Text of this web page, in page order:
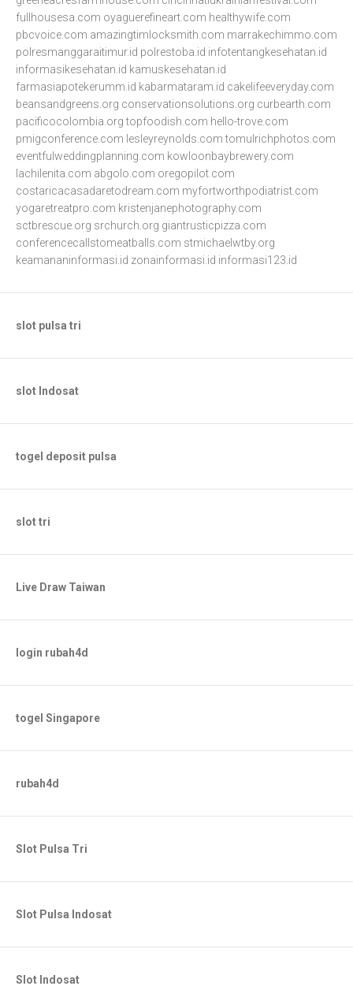
fullhousesa.com oyaguerefineart.com healthywife.com
pbcvoice.com amazingtimlocksmith.com marrakechimmo.com
polresmanggaraitimur.id polrestoba.id infotentangkesehatan.id
informasikesehatan.id kamuskesehatan.id
farmasiapotekerumm.id kabarmataram.id cakelifeeveryday.com
beansandgreens.org conservationsolutions.org curbearth.com
pacificocolombia.org topfoodish.com hello-trove.com
pmigconference.com lesleyreynolds.com tomulrichphotos.com
eventfulweddingplanning.com kowloonbaybrewery.com
lachilenita.com abgolo.com oregopilot.com
costaricacasadaretodream.com myfortworthpodiatrist.com
yogaretreatpro.com kristenjanephotography.com
sctbrescue.org srchurch.org giantrusticpizza.com
conferencecallstomeatballs.com stmichaelwtby.org
keamananinformasi.id zonainformasi.id informasi123.id
slot pulsa tri
slot Indosat
togel deposit pulsa
slot tri
Live Draw Taiwan
login rubah4d
togel Singapore
rubah4d
Slot Pulsa Tri
Slot Pulsa Indosat
Slot Indosat